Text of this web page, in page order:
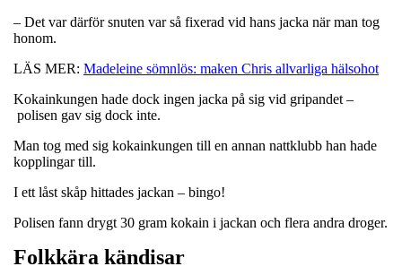
– Det var därför snuten var så fixerad vid hans jacka när man tog
honom.
LÄS MER: Madeleine sömnlös: maken Chris allvarliga hälsohot
Kokainkungen hade dock ingen jacka på sig vid gripandet –
polisen gav sig dock inte.
Man tog med sig kokainkungen till en annan nattklubb han hade
kopplingar till.
I ett låst skåp hittades jackan – bingo!
Polisen fann drygt 30 gram kokain i jackan och flera andra droger.
Folkkära kändisar